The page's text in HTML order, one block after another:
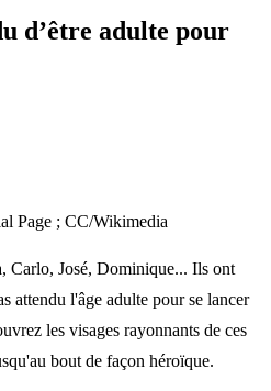
d’être adulte pour
Page ; CC/Wikimedia
Carlo, José, Dominique... Ils ont
attendu l'âge adulte pour se lancer
les visages rayonnants de ces
bout de façon héroïque.